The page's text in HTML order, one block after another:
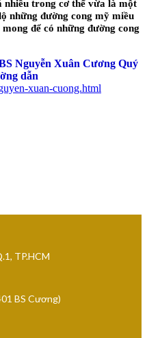
nhiều trong cơ thể vừa là một
những đường cong mỹ miều
để có những đường cong
Nguyễn Xuân Cương Quý
dẫn
xuan-cuong.html
TP.HCM
BS Cương)